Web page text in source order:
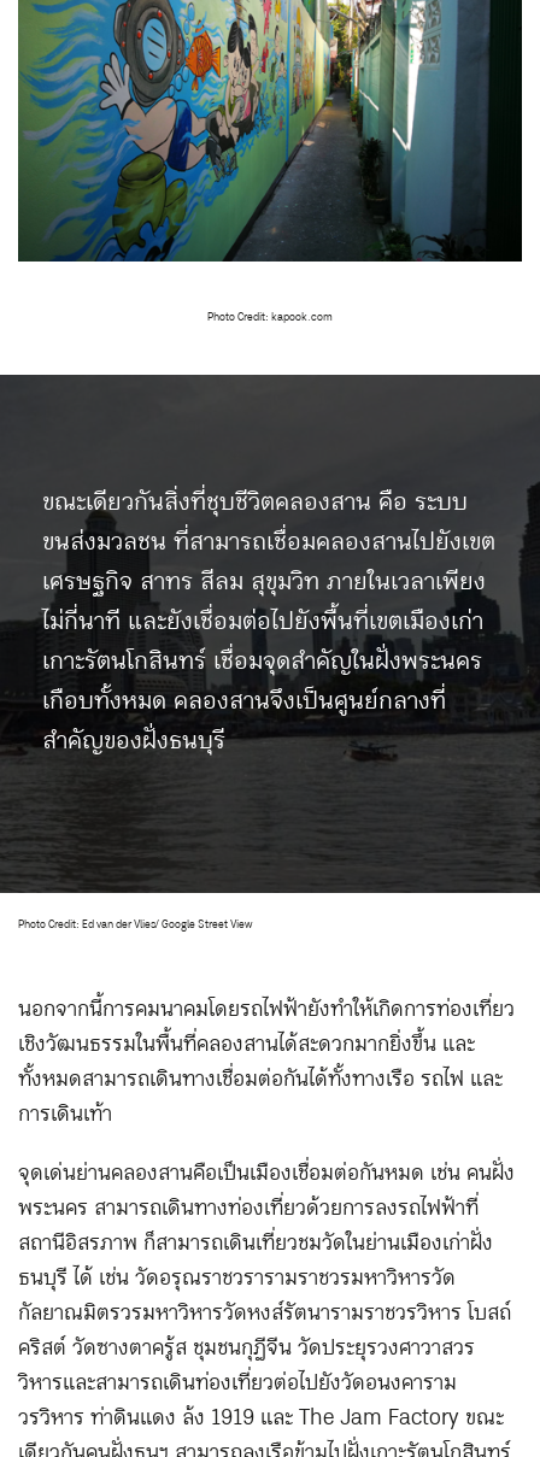
Photo Credit: kapook.com
ขณะเดียวกันสิ่งที่ชุบชีวิตคลองสาน คือ ระบบ
ขนส่งมวลชน ที่สามารถเชื่อมคลองสานไปยังเขต
เศรษฐกิจ สาทร สีลม สุขุมวิท ภายในเวลาเพียง
ไม่กี่นาที และยังเชื่อมต่อไปยังพื้นที่เขตเมืองเก่า
เกาะรัตนโกสินทร์ เชื่อมจุดสำคัญในฝั่งพระนคร
เกือบทั้งหมด คลองสานจึงเป็นศูนย์กลางที่
สำคัญของฝั่งธนบุรี
Photo Credit: Ed van der Vlies/ Google Street View
นอกจากนี้การคมนาคมโดยรถไฟฟ้ายังทำให้เกิดการท่องเที่ยว
เชิงวัฒนธรรมในพื้นที่คลองสานได้สะดวกมากยิ่งขึ้น และ
ทั้งหมดสามารถเดินทางเชื่อมต่อกันได้ทั้งทางเรือ รถไฟ และ
การเดินเท้า
จุดเด่นย่านคลองสานคือเป็นเมืองเชื่อมต่อกันหมด เช่น คนฝั่ง
พระนคร สามารถเดินทางท่องเที่ยวด้วยการลงรถไฟฟ้าที่
สถานีอิสรภาพ ก็สามารถเดินเที่ยวชมวัดในย่านเมืองเก่าฝั่ง
ธนบุรี ได้ เช่น วัดอรุณราชวรารามราชวรมหาวิหาร วัด
กัลยาณมิตรวรมหาวิหาร วัดหงส์รัตนารามราชวรวิหาร โบสถ์
คริสต์ วัดซางตาครู้ส ชุมชนกุฎีจีน วัดประยุรวงศาวาสวร
วิหาร และสามารถเดินท่องเที่ยวต่อไปยังวัดอนงคาราม
วรวิหาร ท่าดินแดง ล้ง 1919 และ The Jam Factory ขณะ